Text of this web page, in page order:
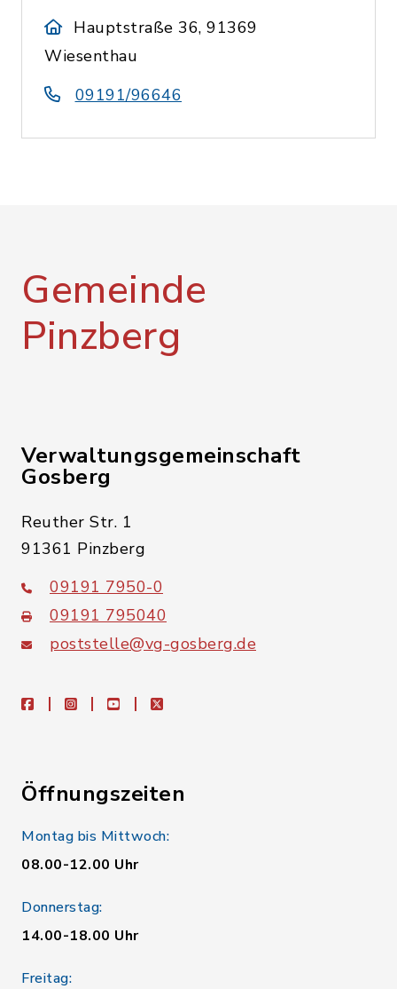
Hauptstraße 36, 91369
Wiesenthau
09191/96646
Gemeinde
Pinzberg
Verwaltungsgemeinschaft
Gosberg
Reuther Str. 1
91361 Pinzberg
09191 7950-0
09191 795040
poststelle@vg-gosberg.de
facebookinstagramyoutubeX
Öffnungszeiten
Montag bis Mittwoch:
08.00-12.00 Uhr
Donnerstag:
14.00-18.00 Uhr
Freitag: